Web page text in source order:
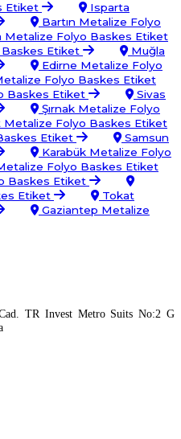
Etiket
Isparta
Bartın Metalize Folyo
Metalize Folyo Baskes Etiket
Etiket
Muğla
Edirne Metalize Folyo
Folyo Baskes Etiket
Baskes Etiket
Sivas
Şırnak Metalize Folyo
Folyo Baskes Etiket
Etiket
Samsun
Karabük Metalize Folyo
Folyo Baskes Etiket
Baskes Etiket
Etiket
Tokat
Gaziantep Metalize
TR Invest Metro Suits No:2 G